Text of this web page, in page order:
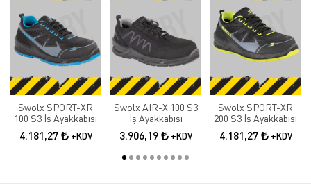
Swolx SPORT-XR
100 S3 İş Ayakkabısı
4.181,27 +KDV
Swolx AIR-X 100 S3
İş Ayakkabısı
3.906,19 +KDV
Swolx SPORT-XR
200 S3 İş Ayakkabısı
4.181,27 +KDV